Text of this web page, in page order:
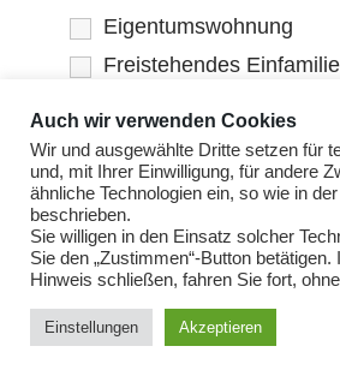
Eigentumswohnung
Freistehendes
Reihenendhaus
Reihenmittelhaus
Zweifamilienhaus
Dreifamilienhaus
Mehrfamilienhaus bis 5
Wohneinheiten
Auch wir verwenden Cookies
Wir und ausgewählte Dritte setzen für
und, mit Ihrer Einwilligung, für andere
ähnliche Technologien ein, so wie in
beschrieben.
Sie willigen in den Einsatz solcher
Sie den „Zustimmen“-Button
Hinweis schließen, fahren Sie fort,
Einstellungen Akzeptieren